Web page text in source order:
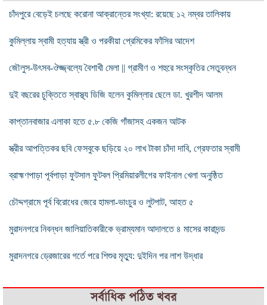
চাঁদপুরে বেড়েই চলছে করোনা আক্রান্তের সংখ্যা: রয়েছে ১২ নম্বর তালিকায়
কুমিল্লায় স্বামী হত্যায় স্ত্রী ও পরকীয়া প্রেমিকের ফাঁসির আদেশ
জৌলুস-উৎসব-ঔজ্জ্বল্যে বৈশাখী মেলা || গ্রামীণ ও শহুরে সংস্কৃতির সেতুবন্ধন
দুই বছরের চুক্তিতে স্বাস্থ্য ডিজি হলেন কুমিল্লার ছেলে ডা. খুরশীদ আলম
কাপ্তানবাজার এলাকা হতে ৫.৮ কেজি গাঁজাসহ একজন আটক
স্ত্রীর আপত্তিকর ছবি ফেসবুকে ছড়িয়ে ২০ লাখ টাকা চাঁদা দাবি, গ্রেফতার স্বামী
ব্রাহ্মণপাড়া পূর্বপাড়া ফুটসাল ফুটবল প্রিমিয়ারলীগের ফাইনাল খেলা অনুষ্ঠিত
চৌদ্দগ্রামে পূর্ব বিরোধের জেরে হামলা-ভাংচুর ও লুটপাট, আহত ৫
মুরাদনগরে নিবন্ধন জালিয়াতিকারীকে ভ্রাম্যমান আদালতে ৪ মাসের কারাদন্ড
মুরাদনগরে ড্রেজারের গর্তে পরে শিশুর মৃত্যু: দুইদিন পর লাশ উদ্ধার
সর্বাধিক পঠিত খবর